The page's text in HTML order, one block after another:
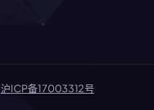
沪ICP备17003312号